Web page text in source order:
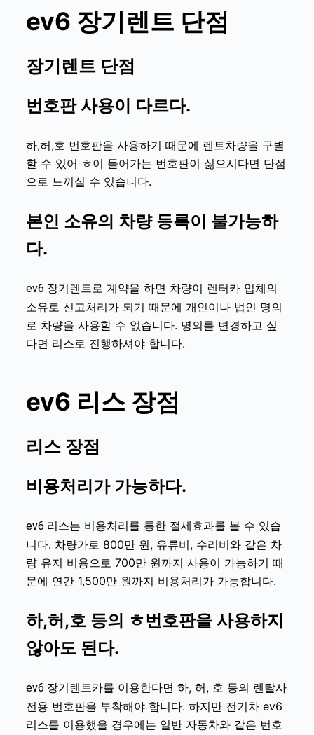
ev6 장기렌트 단점
장기렌트 단점
번호판 사용이 다르다.
하,허,호 번호판을 사용하기 때문에 렌트차량을 구별
할 수 있어 ㅎ이 들어가는 번호판이 싫으시다면 단점
으로 느끼실 수 있습니다.
본인 소유의 차량 등록이 불가능하
다.
ev6 장기렌트 로 계약을 하면 차량이 렌터카 업체의
소유로 신고처리가 되기 때문에 개인이나 법인 명의
로 차량을 사용할 수 없습니다. 명의를 변경하고 싶
다면 리스로 진행하셔야 합니다.
ev6 리스 장점
리스 장점
비용처리가 가능하다.
ev6 리스는 비용처리를 통한 절세효과를 볼 수 있습
니다. 차량가로 800만 원, 유류비, 수리비와 같은 차
량 유지 비용으로 700만 원까지 사용이 가능하기 때
문에 연간 1,500만 원까지 비용처리가 가능합니다.
하,허,호 등의 ㅎ번호판을 사용하지
않아도 된다.
ev6 장기렌트카를 이용한다면 하, 허, 호 등의 렌탈사
전용 번호판을 부착해야 합니다. 하지만 전기차 ev6
리스를 이용했을 경우에는 일반 자동차와 같은 번호